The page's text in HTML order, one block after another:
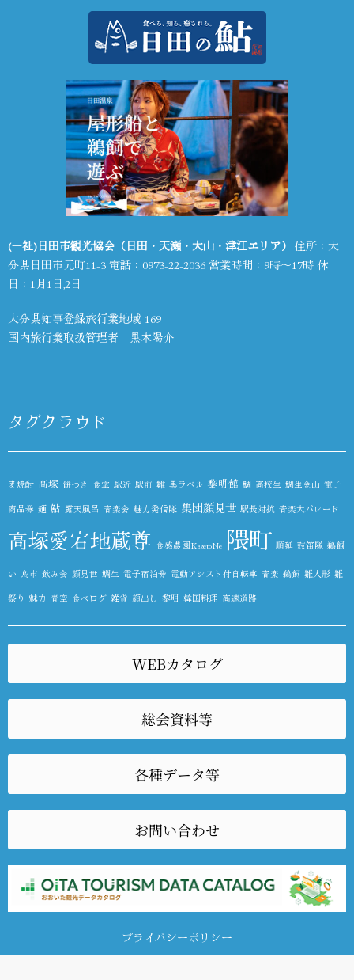
(一社)日田市観光協会（日田・天瀬・大山・津江エリア） 住所：大
分県日田市元町11-3 電話： 0973-22-2036 営業時間：9時～17時 休
日：1月1日,2日
大分県知事登録旅行業地域-169
国内旅行業取扱管理者 黒木陽介
タグクラウド
麦焼酎 高塚 餅つき 食堂 駅近 駅前 雛 黒ラベル 黎明館 鯛 高校生 鯛生金山 電子
商品券 麺 鮎 露天風呂 音楽会 魅力発信隊 集団顔見世 駅長対抗 音楽大パレード
高塚愛宕地蔵尊 食感農園KazetoNe 隈町 順延 鼓笛隊 鵜飼
い 鳥市 飲み会 顔見世 鯛生 電子宿泊券 電動アシスト付自転車 音楽 鵜飼 雛人形 雛
祭り 魅力 青空 食べログ 雑貨 顔出し 黎明 韓国料理 高速道路
WEBカタログ
総会資料等
各種データ等
お問い合わせ
プライバシーポリシー